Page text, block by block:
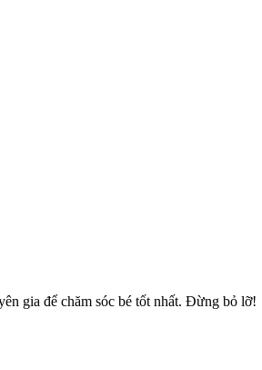
gia để chăm sóc bé tốt nhất. Đừng bỏ lỡ!